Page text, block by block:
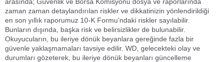
zaman zaman detaylandırılan riskler ve dikkatinizin yönlendirildiği
en son yıllık raporumuz 10-K Formu’ndaki riskler sayılabilir.
Bunların dışında, başka risk ve belirsizlikler de bulunabilir.
Okuyucuların, bu ileriye dönük beyanlara gereğinde fazla bir
güvenle yaklaşmamaları tavsiye edilir. WD, gelecekteki olay ve
durumları gözeterek, bu ileriye dönük beyanları güncelleme